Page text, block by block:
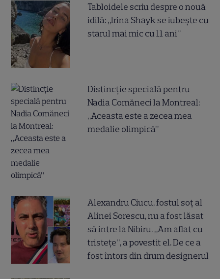
Tabloidele scriu despre o nouă
idilă: „Irina Shayk se iubește cu
starul mai mic cu 11 ani”
Distincție specială pentru
Nadia Comăneci la Montreal:
„Aceasta este a zecea mea
medalie olimpică”
Alexandru Ciucu, fostul soț al
Alinei Sorescu, nu a fost lăsat
să intre la Nibiru. „Am aflat cu
tristețe”, a povestit el. De ce a
fost întors din drum designerul